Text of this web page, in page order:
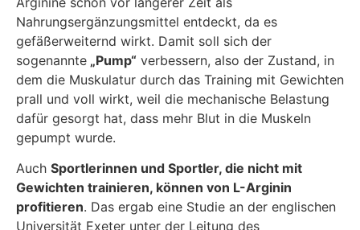
Nahrungsergänzungsmittel entdeckt, da es
gefäßerweiternd wirkt. Damit soll sich der
sogenannte „Pump“ verbessern, also der Zustand, in
dem die Muskulatur durch das Training mit Gewichten
prall und voll wirkt, weil die mechanische Belastung
dafür gesorgt hat, dass mehr Blut in die Muskeln
gepumpt wurde.
Auch Sportlerinnen und Sportler, die nicht mit
Gewichten trainieren, können von L-Arginin
profitieren. Das ergab eine Studie an der englischen
Universität Exeter unter der Leitung des